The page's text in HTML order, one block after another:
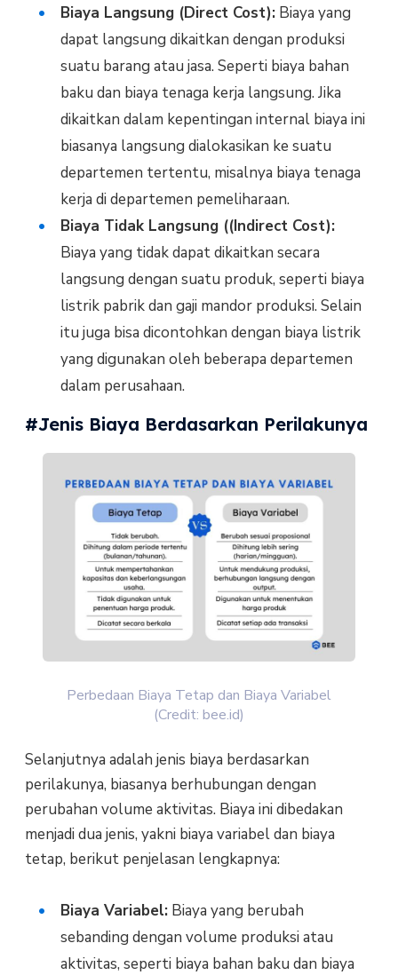
Biaya Langsung (Direct Cost):Biaya yang
dapat langsung dikaitkan dengan produksi
suatu barang atau jasa. Seperti biaya bahan
baku dan biaya tenaga kerja langsung. Jika
dikaitkan dalam kepentingan internal biaya ini
biasanya langsung dialokasikan ke suatu
departemen tertentu, misalnya biaya tenaga
kerja di departemen pemeliharaan.
Biaya Tidak Langsung ((Indirect Cost):
Biaya yang tidak dapat dikaitkan secara
langsung dengan suatu produk, seperti biaya
listrik pabrik dan gaji mandor produksi. Selain
itu juga bisa dicontohkan dengan biaya listrik
yang digunakan oleh beberapa departemen
dalam perusahaan.
#Jenis Biaya Berdasarkan Perilakunya
Perbedaan Biaya Tetap dan Biaya Variabel
(Credit: bee.id)
Selanjutnya adalah jenis biaya berdasarkan
perilakunya, biasanya berhubungan dengan
perubahan volume aktivitas. Biaya ini dibedakan
menjadi dua jenis, yakni biaya variabel dan biaya
tetap, berikut penjelasan lengkapnya:
Biaya Variabel:Biaya yang berubah
sebanding dengan volume produksi atau
aktivitas, seperti biaya bahan baku dan biaya